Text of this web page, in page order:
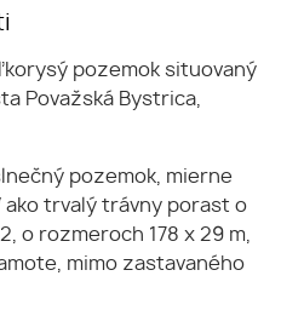
pozemok situovaný
Považská Bystrica,
pozemok, mierne
ako trvalý trávny porast o
o rozmeroch 178 x 29 m,
mimo zastavaného